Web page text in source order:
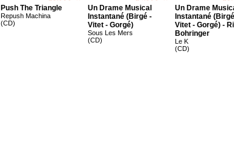
Push The Triangle
Repush Machina
(CD)
Un Drame Musical
Instantané (Birgé -
Vitet - Gorgé)
Sous Les Mers
(CD)
Un Drame
Instantané
Vitet - Gorgé) -
Bohringer
Le K
(CD)